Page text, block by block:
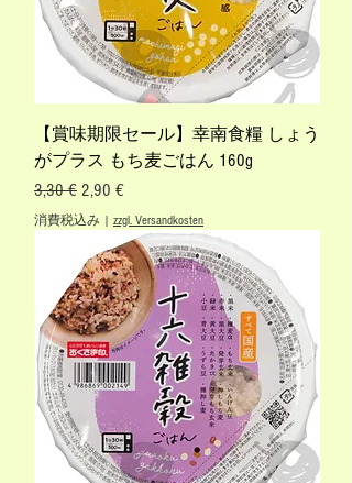
【賞味期限セール】幸南食糧 しょう
がプラス もち麦ごはん 160g
通常価格
3,30 € セール価格
2,90 €
消費税込み | zzgl. Versandkosten